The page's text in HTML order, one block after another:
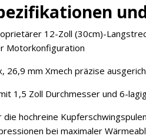
12-Zoll (30cm)-
Motorkonfiguration
26,9 mm Xmech präzise
1,5 Zoll Durchmesser und 6-
die hochreine
bei maximaler